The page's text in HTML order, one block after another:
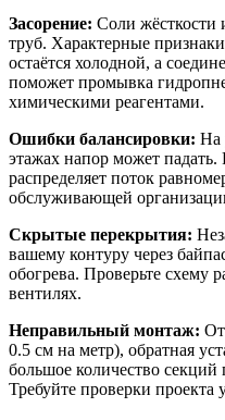
Засорение: Соли жёсткости
труб. Характерные
остаётся холодной, а
поможет промывка
химическими реагентами.
Ошибки балансировки: На
этажах напор может падать.
распределяет поток
обслуживающей
Скрытые перекрытия:
вашему контуру через
обогрева. Проверьте схему
вентилях.
Неправильный монтаж:
0.5 см на метр), обратная
большое количество
Требуйте проверки проекта